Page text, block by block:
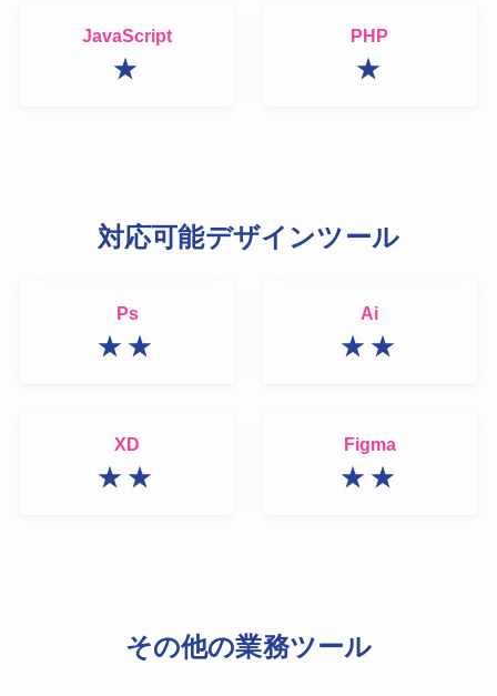
JavaScript
★
PHP
★
対応可能デザインツール
Ps
★★
Ai
★★
XD
★★
Figma
★★
その他の業務ツール